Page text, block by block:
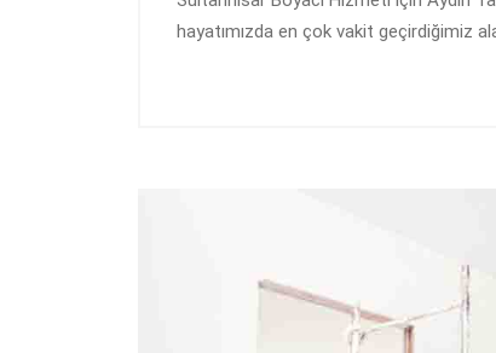
hayatımızda en çok vakit geçirdiğimiz